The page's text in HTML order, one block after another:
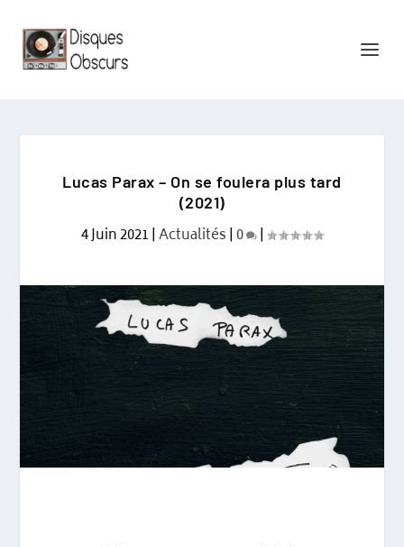
Lucas Parax – On se foulera plus tard
(2021)
4 Juin 2021|Actualités|0 |